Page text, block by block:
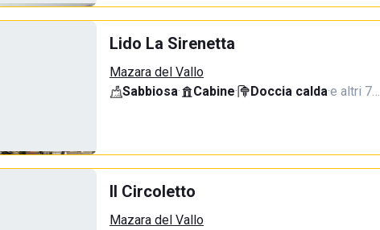
Lido La Sirenetta
Mazara del Vallo
Sabbiosa· Cabine· Doccia calda·e altri 7…
Il Circoletto
Mazara del Vallo